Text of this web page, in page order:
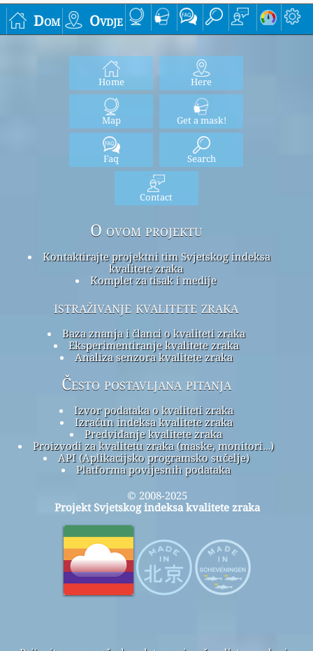
Dom Ovdje
Home Here
Map Get a mask!
Faq Search
Contact
O ovom projektu
Kontaktirajte projektni tim Svjetskog indeksa
kvalitete zraka
Komplet za tisak i medije
istraživanje kvalitete zraka
Baza znanja i članci o kvaliteti zraka
Eksperimentiranje kvalitete zraka
Analiza senzora kvalitete zraka
Često postavljana pitanja
Izvor podataka o kvaliteti zraka
Izračun indeksa kvalitete zraka
Predviđanje kvalitete zraka
Proizvodi za kvalitetu zraka (maske, monitori…)
API (Aplikacijsko programsko sučelje)
Platforma povijesnih podataka
© 2008-2025
Projekt Svjetskog indeksa kvalitete zraka